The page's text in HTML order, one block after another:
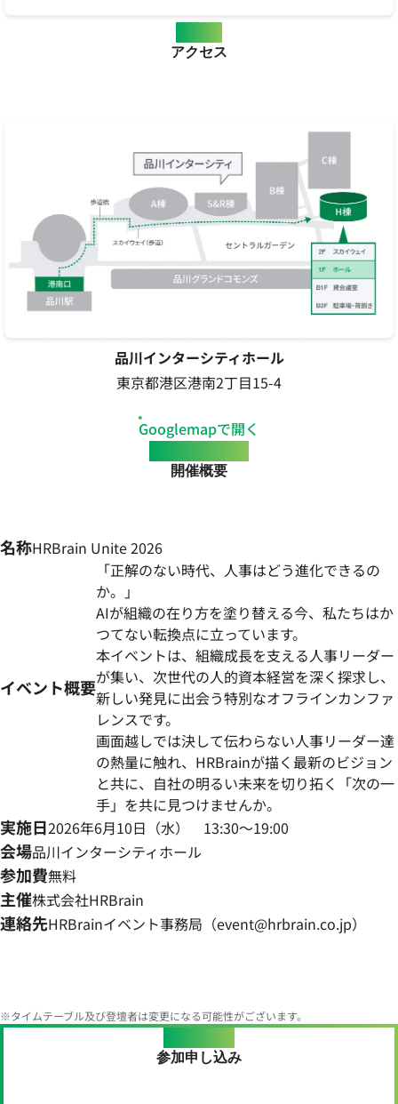
アクセス
品川インターシティホール
東京都港区港南2丁目15-4
Googlemapで開く
開催概要
名称HRBrain Unite 2026
イベント概要
「正解のない時代、人事はどう進化できるの
か。」
AIが組織の在り方を塗り替える今、私たちはか
つてない転換点に立っています。
本イベントは、組織成長を支える人事リーダー
が集い、次世代の人的資本経営を深く探求し、
新しい発見に出会う特別なオフラインカンファ
レンスです。
画面越しでは決して伝わらない人事リーダー達
の熱量に触れ、HRBrainが描く最新のビジョン
と共に、自社の明るい未来を切り拓く「次の一
手」を共に見つけませんか。
実施日2026年6月10日（水） 13:30〜19:00
会場品川インターシティホール
参加費無料
主催株式会社HRBrain
連絡先HRBrainイベント事務局（event@hrbrain.co.jp）
※タイムテーブル及び登壇者は変更になる可能性がございます。
参加申し込み